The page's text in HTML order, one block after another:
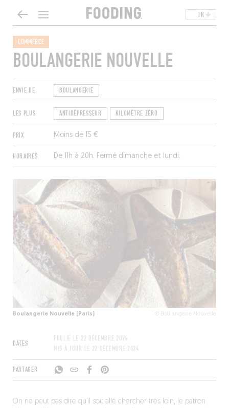
FR
COMMERCE
BOULANGERIE NOUVELLE
ENVIE DE BOULANGERIE
LES PLUS ANTIDÉPRESSEUR KILOMÈTRE ZÉRO
PRIX Moins de 15 €
HORAIRES De 11h à 20h. Fermé dimanche et lundi.
Boulangerie Nouvelle (Paris) © Boulangerie Nouvelle
DATES
PUBLIÉ LE 22 DÉCEMBRE 2024
MIS À JOUR LE 22 DÉCEMBRE 2024
PARTAGER
On ne peut pas dire qu’il soit allé chercher très loin, le patron